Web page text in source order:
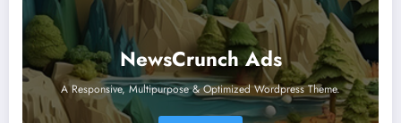
NewsCrunch Ads
A Responsive, Multipurpose & Optimized Wordpress Theme.